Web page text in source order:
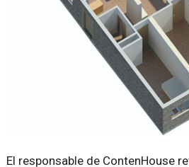
El responsable de ContenHouse